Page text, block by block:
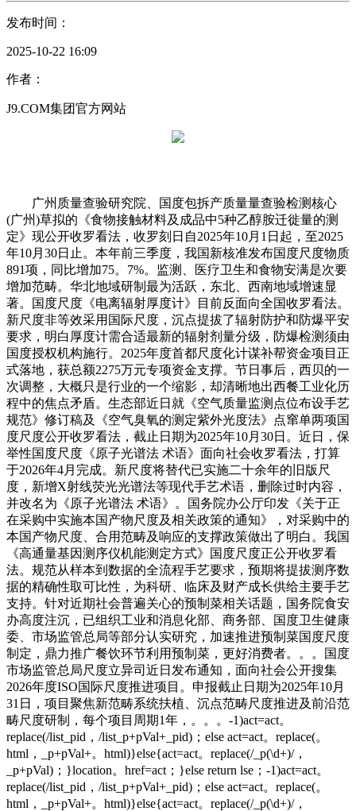
发布时间：
2025-10-22 16:09
作者：
J9.COM集团官方网站
广州质量查验研究院、国度包拆产质量量查验检测核心
(广州)草拟的《食物接触材料及成品中5种乙醇胺迁徙量的测
定》现公开收罗看法，收罗刻日自2025年10月1日起，至2025
年10月30日止。本年前三季度，我国新核准发布国度尺度物质
891项，同比增加75。7%。监测、医疗卫生和食物安满是次要
增加范畴。华北地域研制最为活跃，东北、西南地域增速显
著。国度尺度《电离辐射厚度计》目前反面向全国收罗看法。
新尺度非等效采用国际尺度，沉点提拔了辐射防护和防爆平安
要求，明白厚度计需合适最新的辐射剂量分级，防爆检测须由
国度授权机构施行。2025年度首都尺度化计谋补帮资金项目正
式落地，获总额2275万元专项资金支撑。节日事后，西贝的一
次调整，大概只是行业的一个缩影，却清晰地出西餐工业化历
程中的焦点矛盾。生态部近日就《空气质量监测点位布设手艺
规范》修订稿及《空气臭氧的测定紫外光度法》点窜单两项国
度尺度公开收罗看法，截止日期为2025年10月30日。近日，保
举性国度尺度《原子光谱法 术语》面向社会收罗看法，打算
于2026年4月完成。新尺度将替代已实施二十余年的旧版尺
度，新增X射线荧光光谱法等现代手艺术语，删除过时内容，
并改名为《原子光谱法 术语》。国务院办公厅印发《关于正
在采购中实施本国产物尺度及相关政策的通知》，对采购中的
本国产物尺度、合用范畴及响应的支撑政策做出了明白。我国
《高通量基因测序仪机能测定方式》国度尺度正公开收罗看
法。规范从样本到数据的全流程手艺要求，预期将提拔测序数
据的精确性取可比性，为科研、临床及财产成长供给主要手艺
支持。针对近期社会普遍关心的预制菜相关话题，国务院食安
办高度注沉，已组织工业和消息化部、商务部、国度卫生健康
委、市场监管总局等部分认实研究，加速推进预制菜国度尺度
制定，鼎力推广餐饮环节利用预制菜，更好消费者。。。国度
市场监管总局尺度立异司近日发布通知，面向社会公开搜集
2026年度ISO国际尺度推进项目。申报截止日期为2025年10月
31日，项目聚焦新范畴系统扶植、沉点范畴尺度推进及前沿范
畴尺度研制，每个项目周期1年，。。。-1)act=act。
replace(/list_pid，/list_p+pVal+_pid)；else act=act。replace(。
html，_p+pVal+。html)}else{act=act。replace(/_p(\d+)/，
_p+pVal)；}location。href=act；}else return lse；-1)act=act。
replace(/list_pid，/list_p+pVal+_pid)；else act=act。replace(。
html，_p+pVal+。html)}else{act=act。replace(/_p(\d+)/，